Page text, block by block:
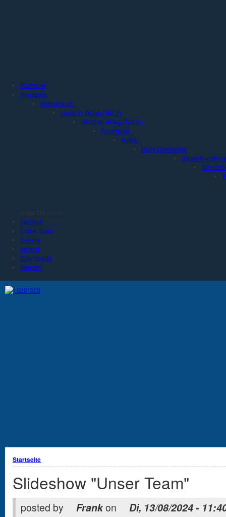
Startseite
Angebote
Welpenkurs
Hund im Alltag (Teil 1)
Hund im Alltag (Teil 2)
Sporthund
Agility
Rally Obedience
Begleithundkurs
close this panel
Termine
Unser Team
Galerie
anfahrt
Downloads
Kontakt
Sie sind hier
Startseite
Slideshow "Unser Team"
posted by Frankon
Di, 13/08/2024 -